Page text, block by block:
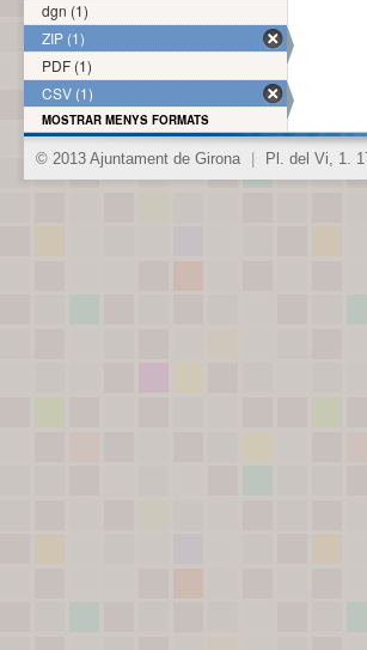
dgn (1)
ZIP (1)
PDF (1)
CSV (1)
MOSTRAR MENYS FORMATS
© 2013 Ajuntament de Girona Pl. del Vi, 1.